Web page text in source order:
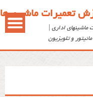
تعمیرات ماشین
اداری |
و تلویزیون